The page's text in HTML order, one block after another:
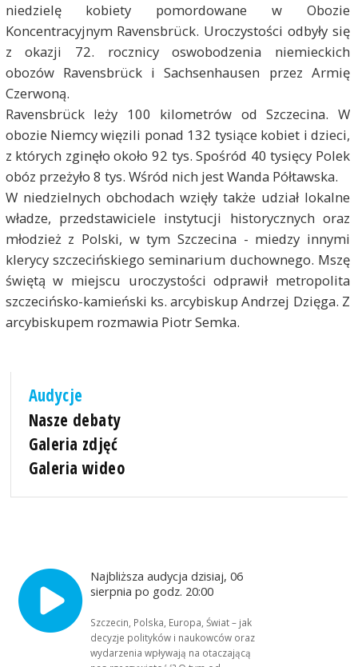
niedzielę kobiety pomordowane w Obozie
Koncentracyjnym Ravensbrück. Uroczystości odbyły się
z okazji 72. rocznicy oswobodzenia niemieckich
obozów Ravensbrück i Sachsenhausen przez Armię
Czerwoną.
Ravensbrück leży 100 kilometrów od Szczecina. W
obozie Niemcy więzili ponad 132 tysiące kobiet i dzieci,
z których zginęło około 92 tys. Spośród 40 tysięcy Polek
obóz przeżyło 8 tys. Wśród nich jest Wanda Półtawska.
W niedzielnych obchodach wzięły także udział lokalne
władze, przedstawiciele instytucji historycznych oraz
młodzież z Polski, w tym Szczecina - miedzy innymi
klerycy szczecińskiego seminarium duchownego. Mszę
świętą w miejscu uroczystości odprawił metropolita
szczecińsko-kamieński ks. arcybiskup Andrzej Dzięga. Z
arcybiskupem rozmawia Piotr Semka.
Audycje
Nasze debaty
Galeria zdjęć
Galeria wideo
Najbliższa audycja dzisiaj, 06
sierpnia po godz. 20:00
Szczecin, Polska, Europa, Świat – jak
decyzje polityków i naukowców oraz
wydarzenia wpływają na otaczającą